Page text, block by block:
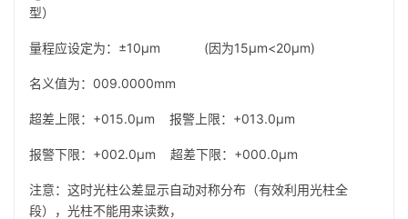
型）
量程应设定为：±10µm (因为15µm<20µm)
名义值为：009.0000mm
超差上限：+015.0µm 报警上限：+013.0µm
报警下限：+002.0µm 超差下限：+000.0µm
注意：这时光柱公差显示自动对称分布（有效利用光柱全
段），光柱不能用来读数，